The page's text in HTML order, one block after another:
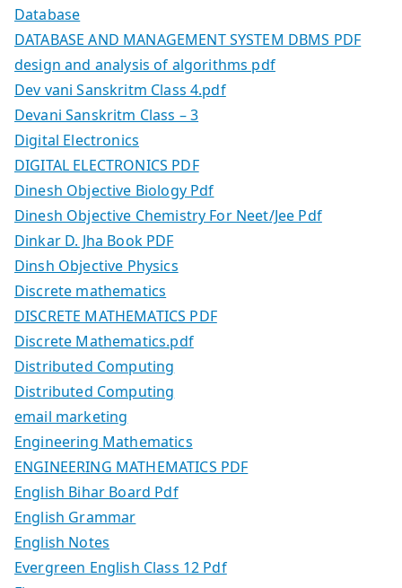
Database
DATABASE AND MANAGEMENT SYSTEM DBMS PDF
design and analysis of algorithms pdf
Dev vani Sanskritm Class 4.pdf
Devani Sanskritm Class – 3
Digital Electronics
DIGITAL ELECTRONICS PDF
Dinesh Objective Biology Pdf
Dinesh Objective Chemistry For Neet/Jee Pdf
Dinkar D. Jha Book PDF
Dinsh Objective Physics
Discrete mathematics
DISCRETE MATHEMATICS PDF
Discrete Mathematics.pdf
Distributed Computing
Distributed Computing
email marketing
Engineering Mathematics
ENGINEERING MATHEMATICS PDF
English Bihar Board Pdf
English Grammar
English Notes
Evergreen English Class 12 Pdf